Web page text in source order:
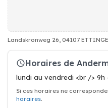
Landskronweg 26, 04107
Horaires de
lundi au vendredi <br /> 9h
Si ces horaires ne
horaires.